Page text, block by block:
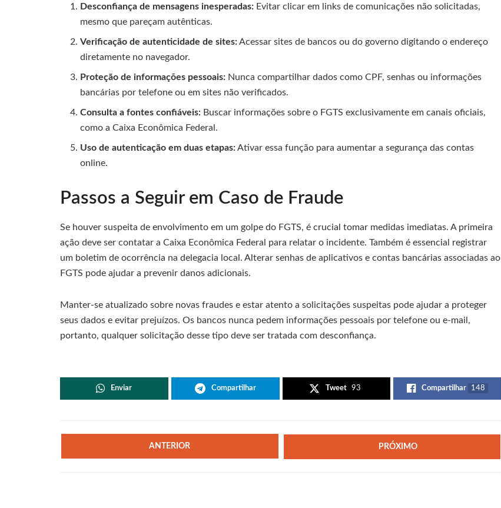
Desconfiança de mensagens inesperadas: Evitar clicar em links de comunicações não solicitadas,
mesmo que pareçam autênticas.
Verificação de autenticidade de sites:Acessar sites de bancos ou do governo digitando o endereço
diretamente no navegador.
Proteção de informações pessoais: Nunca compartilhar dados como CPF, senhas ou informações
bancárias por telefone ou em sites não verificados.
Consulta a fontes confiáveis: Buscar informações sobre o FGTS exclusivamente em canais oficiais,
como a Caixa Econômica Federal.
Uso de autenticação em duas etapas:Ativar essa função para aumentar a segurança das contas
online.
Passos a Seguir em Caso de Fraude
Se houver suspeita de envolvimento em um golpe do FGTS, é crucial tomar medidas imediatas. A primeira
ação deve ser contatar a Caixa Econômica Federal para relatar o incidente. Também é essencial registrar
um boletim de ocorrência na delegacia local. Alterar senhas de aplicativos e contas bancárias associadas ao
FGTS pode ajudar a prevenir danos adicionais.
Manter-se atualizado sobre novas fraudes e estar atento a solicitações suspeitas pode ajudar a proteger
seus dados e evitar prejuízos. Os bancos nunca pedem informações pessoais por telefone ou e-mail,
portanto, qualquer solicitação desse tipo deve ser tratada com desconfiança.
Enviar Compartilhar Tweet 93 Compartilhar 148
ANTERIOR PRÓXIMO